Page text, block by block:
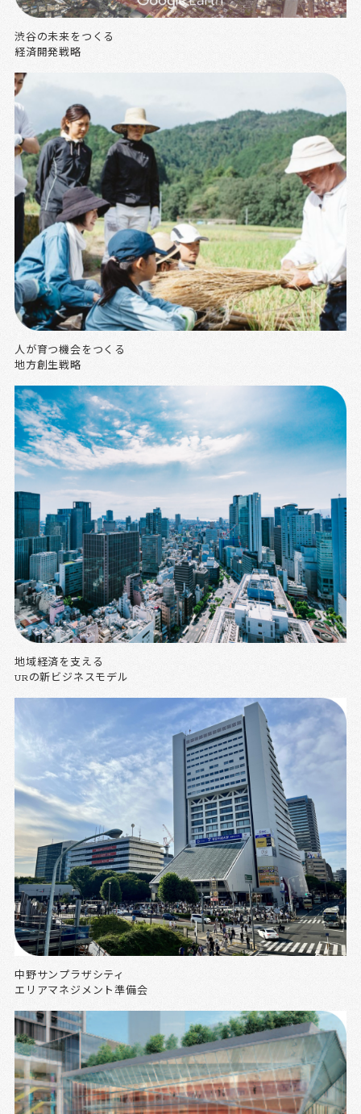
渋谷の未来をつくる
経済開発戦略
人が育つ機会をつくる
地方創生戦略
地域経済を支える
URの新ビジネスモデル
中野サンプラザシティ
エリアマネジメント準備会